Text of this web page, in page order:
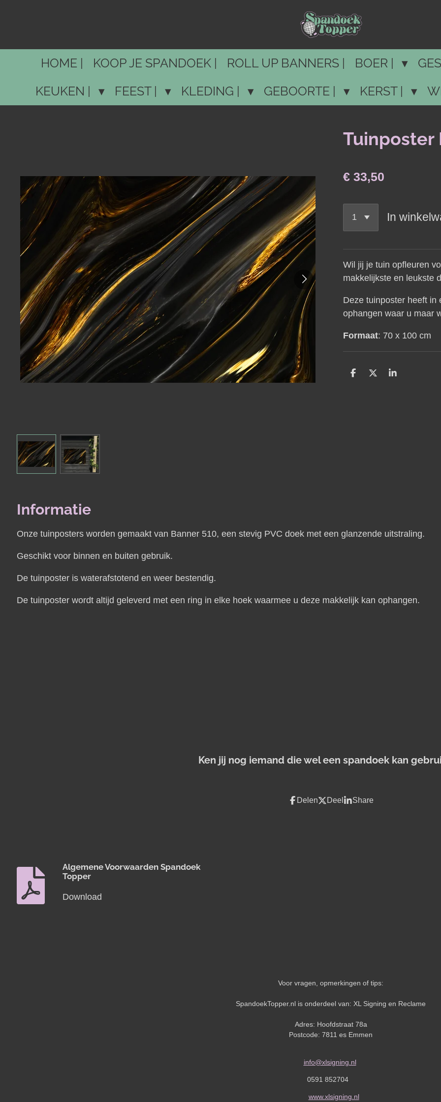
de
hoofdinhoudHOME | KOOP JE SPANDOEK | ROLL UP BANNERS | BOER |
KEUKEN |
FEEST | KLEDING | GEBOORTE | KERST |
Tuinposter
€ 33,50
In
Wil jij je tuin opfleuren
makkelijkste en leukste
Deze tuinposter heeft in
ophangen waar u maar
Formaat: 70 x 100 cm
D
D
S
Informatie
Onze tuinposters worden gemaakt van Banner 510, een stevig PVC doek met een glanzende uitstraling.
Geschikt voor binnen en buiten gebruik.
De tuinposter is waterafstotend en weer bestendig.
De tuinposter wordt altijd geleverd met een ring in elke hoek waarmee u deze makkelijk kan ophangen.
Ken jij nog iemand die wel een spandoek kan
Delen Deel Share
Algemene Voorwaarden Spandoek
Topper
Download
Voor vragen, opmerkingen of tips:
SpandoekTopper.nl is onderdeel van: XL Signing en Reclame
Adres: Hoofdstraat 78a
Postcode: 7811 es Emmen
info@xlsigning.nl
0591 852704
www.xlsigning.nl